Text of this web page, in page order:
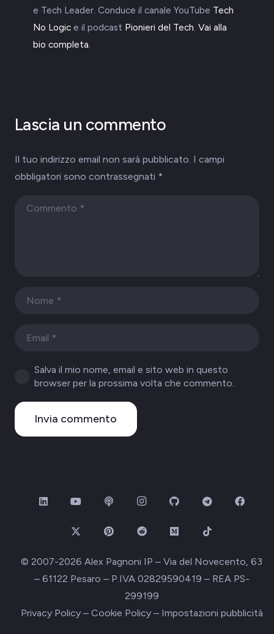
e Tech Leader. Conduce il canale YouTube Tech
No Logic e il podcast Pionieri del Tech. Vai alla
bio completa.
Lascia un commento
Il tuo indirizzo email non sarà pubblicato. I campi
obbligatori sono contrassegnati *
Salva il mio nome, email e sito web in questo
browser per la prossima volta che commento.
Invia commento
© 2007-2026 Alex Pagnoni IP – Via del Novecento, 63
– 61122 Pesaro – P.IVA 02829590419 – REA PS-
299199
Privacy Policy– Cookie Policy– Impostazioni pubblicità